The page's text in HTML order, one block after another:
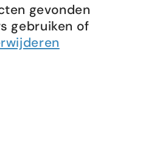
gevonden
gebruiken of